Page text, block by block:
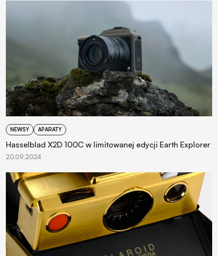
NEWSY APARATY
Hasselblad X2D 100C w limitowanej edycji Earth Explorer
20.09.2024